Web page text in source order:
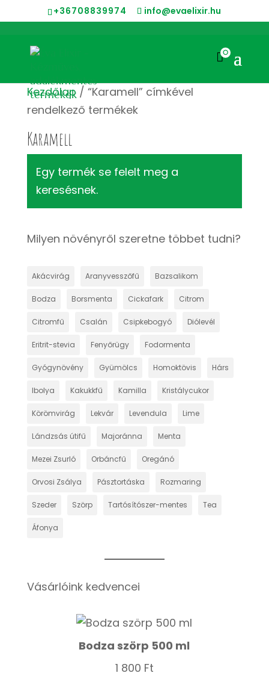
+36708839974 info@evaelixir.hu
0
Kezdőlap/ “Karamell” címkével
rendelkező termékek
Karamell
Egy termék se felelt meg a
keresésnek.
Milyen növényről szeretne többet tudni?
Akácvirág Aranyvesszőfű Bazsalikom
Bodza Borsmenta Cickafark Citrom
Citromfű Csalán Csipkebogyó Diólevél
Eritrit-stevia Fenyőrügy Fodormenta
Gyógynövény Gyümölcs Homoktövis Hárs
Ibolya Kakukkfű Kamilla Kristálycukor
Körömvirág Lekvár Levendula Lime
Lándzsás útifű Majoránna Menta
Mezei Zsurló Orbáncfű Oregánó
Orvosi Zsálya Pásztortáska Rozmaring
Szeder Szörp Tartósítószer-mentes Tea
Áfonya
Vásárlóink kedvencei
Bodza szörp 500 ml
1 800 Ft